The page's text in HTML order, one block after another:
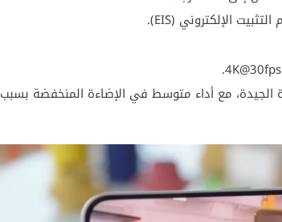
الجيدة، مع أداء متوسط في الإضاءة المنخفضة بسبب